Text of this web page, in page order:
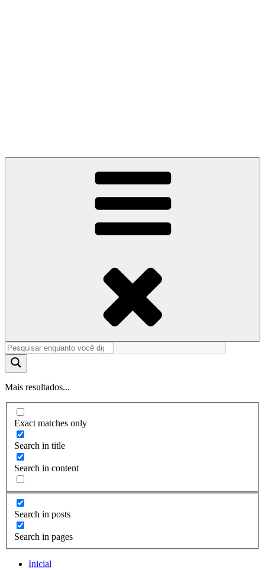
Mais resultados...
Exact matches only
Search in title
Search in content
Search in posts
Search in pages
Inicial